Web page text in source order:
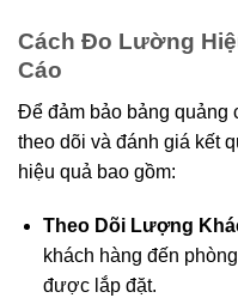
Cách Đo Lường
Cáo
Để đảm bảo bảng quảng
theo dõi và đánh giá kết
hiệu quả bao gồm:
Theo Dõi Lượng
khách hàng đến
được lắp đặt.